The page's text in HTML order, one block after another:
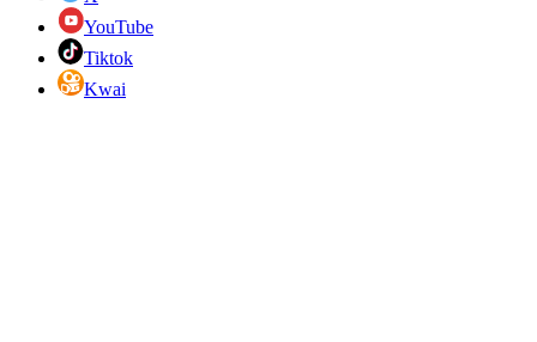
YouTube
Tiktok
Kwai